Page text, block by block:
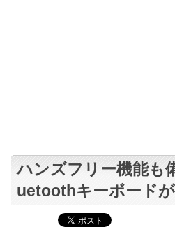
ハンズフリー機能も
uetoothキーボード